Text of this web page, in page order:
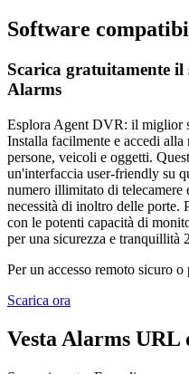
Software
Scarica gratuitamente il
Alarms
Esplora Agent DVR: il miglior
Installa facilmente e accedi
persone, veicoli e oggetti.
un'interfaccia user-friendly su
numero illimitato di telecamere
necessità di inoltro delle porte.
con le potenti capacità di
per una sicurezza e tranquillità
Per un accesso remoto sicuro
Scarica ora
Vesta Alarms URL